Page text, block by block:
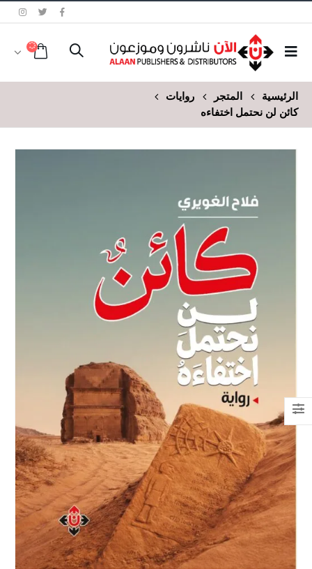
الرئيسية المتجر
روايات
كائن لن نحتمل اختفاءه